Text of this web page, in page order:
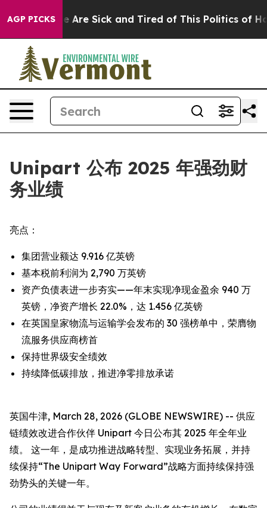
AGP PICKS
“People Are Sick and Tired of This Politics of
Unipart 公布 2025 年强劲财
务业绩
亮点：
集团营业额达 9.916 亿英镑
基本税前利润为 2,790 万英镑
资产负债表进一步夯实——年末实现净现金盈余 940 万
英镑，净资产增长 22.0%，达 1.456 亿英镑
在英国皇家物流与运输学会发布的 30 强榜单中，荣膺物
流服务供应商榜首
保持世界级安全绩效
持续降低碳排放，推进净零排放承诺
英国牛津, March 28, 2026 (GLOBE NEWSWIRE) -- 供应
链绩效改进合作伙伴 Unipart 今日公布其 2025 年全年业
绩。 这一年，是成功推进战略转型、实现业务拓展，并持
续保持“The Unipart Way Forward”战略方面持续保持强
劲势头的关键一年。